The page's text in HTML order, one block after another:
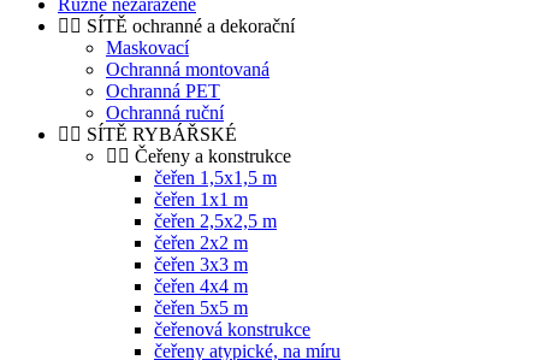
Různé nezařazené
SÍTĚ ochranné a dekorační
Maskovací
Ochranná montovaná
Ochranná PET
Ochranná ruční
SÍTĚ RYBÁŘSKÉ
Čeřeny a konstrukce
čeřen 1,5x1,5 m
čeřen 1x1 m
čeřen 2,5x2,5 m
čeřen 2x2 m
čeřen 3x3 m
čeřen 4x4 m
čeřen 5x5 m
čeřenová konstrukce
čeřeny atypické, na míru